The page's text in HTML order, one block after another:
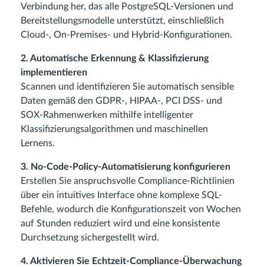
Verbindung her, das alle PostgreSQL-Versionen und
Bereitstellungsmodelle unterstützt, einschließlich
Cloud-, On-Premises- und Hybrid-Konfigurationen.
2. Automatische Erkennung & Klassifizierung
implementieren
Scannen und identifizieren Sie automatisch sensible
Daten gemäß den GDPR-, HIPAA-, PCI DSS- und
SOX-Rahmenwerken mithilfe intelligenter
Klassifizierungsalgorithmen und maschinellen
Lernens.
3. No-Code-Policy-Automatisierung konfigurieren
Erstellen Sie anspruchsvolle Compliance-Richtlinien
über ein intuitives Interface ohne komplexe SQL-
Befehle, wodurch die Konfigurationszeit von Wochen
auf Stunden reduziert wird und eine konsistente
Durchsetzung sichergestellt wird.
4. Aktivieren Sie Echtzeit-Compliance-Überwachung